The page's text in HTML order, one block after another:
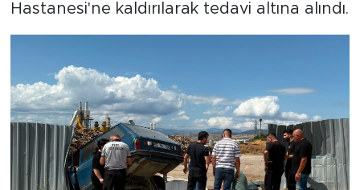
Hastanesi'ne kaldırılarak tedavi altına alındı.